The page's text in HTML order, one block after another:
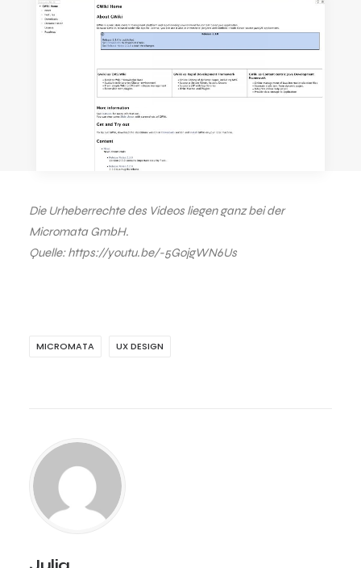
Die Urheberrechte des Videos liegen ganz bei der
Micromata GmbH.
Quelle: https://youtu.be/-5GojgWN6Us
MICROMATA UX DESIGN